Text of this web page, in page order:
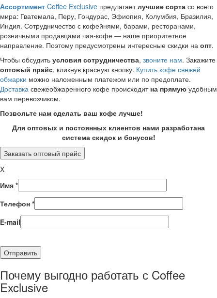
Ассортимент Coffee Exclusive предлагаетлучшие сорта со всего
мира: Гватемала, Перу, Гондурас, Эфиопия, Колумбия, Бразилия,
Индия. Сотрудничество с кофейнями, барами, ресторанами,
розничными продавцами чая-кофе — наше приоритетное
направление. Поэтому предусмотрены интересные скидки на опт.
Чтобы обсудить условия сотрудничества, звоните нам. Закажите
оптовый прайс, кликнув красную кнопку. Купить кофе свежей
обжарки можно наложенным платежом или по предоплате.
Доставка свежеобжаренного кофе происходит на прямую удобным
вам перевозчиком.
Позвольте нам сделать ваш кофе лучше!
Для оптовых и постоянных клиентов нами разработана
система скидок и бонусов!
Заказать оптовый прайс
X
Имя *
Телефон *
E-mail
Почему выгодно работать с Coffee
Exclusive